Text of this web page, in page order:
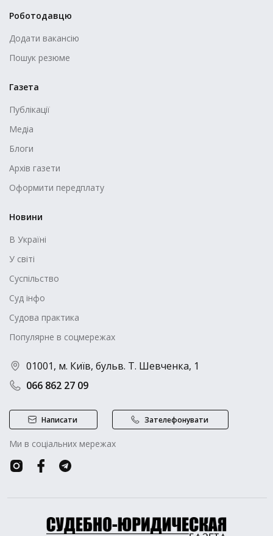
Роботодавцю
Додати вакансію
Пошук резюме
Газета
Публікації
Медіа
Блоги
Архів газети
Оформити передплату
Новини
В Україні
У світі
Суспільство
Суд інфо
Судова практика
Популярне в соцмережах
066 862 27 09
01001, м. Київ, бульв. Т. Шевченка, 1
Написати Зателефонувати
Ми в соціальних мережах